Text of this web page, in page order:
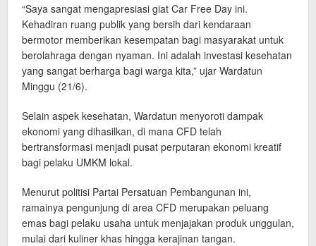
“Saya sangat mengapresiasi giat Car Free Day ini.
Kehadiran ruang publik yang bersih dari kendaraan
bermotor memberikan kesempatan bagi masyarakat untuk
berolahraga dengan nyaman. Ini adalah investasi kesehatan
yang sangat berharga bagi warga kita,” ujar Wardatun
Minggu (21/6).
Selain aspek kesehatan, Wardatun menyoroti dampak
ekonomi yang dihasilkan, di mana CFD telah
bertransformasi menjadi pusat perputaran ekonomi kreatif
bagi pelaku UMKM lokal.
Menurut politisi Partai Persatuan Pembangunan ini,
ramainya pengunjung di area CFD merupakan peluang
emas bagi pelaku usaha untuk menjajakan produk unggulan,
mulai dari kuliner khas hingga kerajinan tangan.